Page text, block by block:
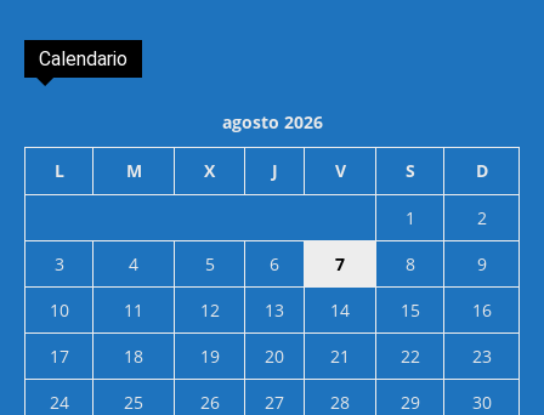
Calendario
agosto 2026
L M X J V S D
1
2
3
4 5 6 7 8
9
10
11 12 13 14 15
16
17
18 19 20 21 22
23
24
25 26 27 28 29
30